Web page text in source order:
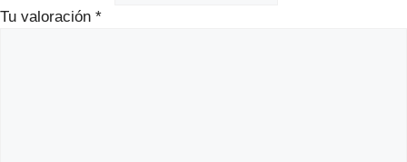
Tu valoración *